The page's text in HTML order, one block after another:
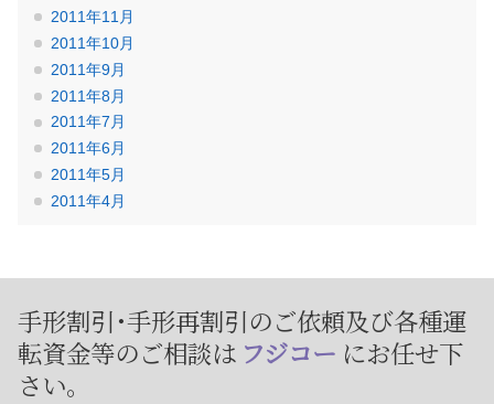
2011年11月
2011年10月
2011年9月
2011年8月
2011年7月
2011年6月
2011年5月
2011年4月
手形割引･手形再割引のご依頼及び各種運
転資金等のご相談は フジコー にお任せ下
さい。